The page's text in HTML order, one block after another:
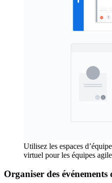
Utilisez les espaces
virtuel pour les équipes agile
Organiser des événements